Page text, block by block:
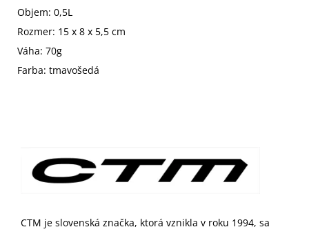
Objem: 0,5L
Rozmer: 15 x 8 x 5,5 cm
Váha: 70g
Farba: tmavošedá
CTM je slovenská značka, ktorá vznikla v roku 1994, sa